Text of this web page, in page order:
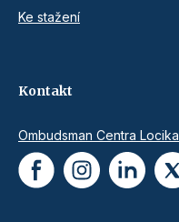
Ke stažení
Kontakt
Ombudsman Centra Locika